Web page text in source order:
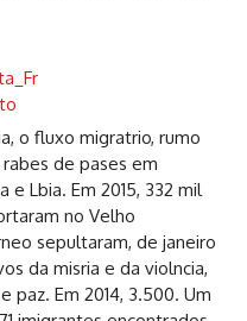
o fluxo migratrio, rumo
de pases em
e Lbia. Em 2015, 332 mil
no Velho
sepultaram, de janeiro
da misria e da violncia,
Em 2014, 3.500. Um